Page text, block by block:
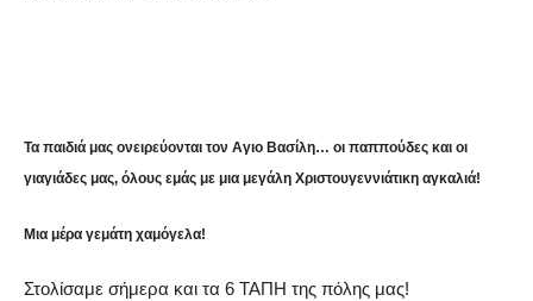
Τα παιδιά μας ονειρεύονται τον Αγιο Βασίλη… οι παππούδες και οι
γιαγιάδες μας, όλους εμάς με μια μεγάλη Χριστουγεννιάτικη αγκαλιά!
Μια μέρα γεμάτη χαμόγελα!
Στολίσαμε σήμερα και τα 6 ΤΑΠΗ της πόλης μας!